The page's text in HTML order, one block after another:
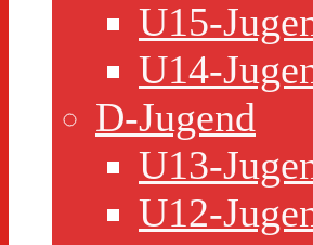
U15-
U14-
D-Jugend
U13-
U12-